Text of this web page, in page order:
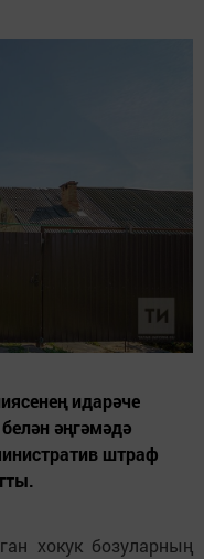
идарәче
әңгәмәдә
штраф
хокук бозуларның